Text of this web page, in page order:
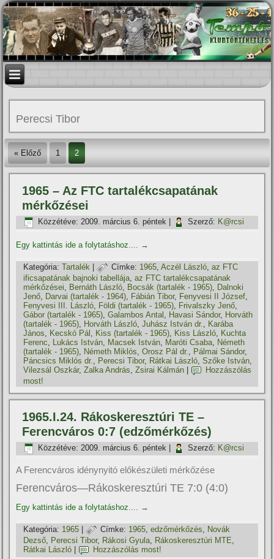
Perecsi Tibor
« Előző 1 2
1965 – Az FTC tartalékcsapatának
mérkőzései
Közzétéve: 2009. március 6. péntek Szerző: K@rcsi
Egy kattintás ide a folytatáshoz.... →
Kategória: Tartalék | Címke: 1965,Aczél László,az FTC
ificsapatának bajnoki tabellája,az FTC tartalékcsapatának
mérkőzései, Bernáth László, Bocsák (tartalék - 1965), Dalnoki
Jenő, Darvai (tartalék - 1964), Fábián Tibor, Fenyvesi II József,
Fenyvesi III. László, Földi (tartalék - 1965), Frivalszky Jenő,
Gábor (tartalék - 1965),Galambos Antal , Havasi Sándor, Horváth
(tartalék - 1965), Horváth László,Juhász István dr., Karába
János, Kecskó Pál , Kiss (tartalék - 1965), Kiss László, Kuchta
Ferenc, Lukács István, Macsek István, Maróti Csaba, Németh
(tartalék - 1965), Németh Miklós,Orosz Pál dr., Pálmai Sándor,
Páncsics Miklós dr., Perecsi Tibor, Rátkai László,Szőke István,
Vilezsál Oszkár,Zalka András,Zsirai Kálmán
Hozzászólás
most!
1965.I.24. Rákoskeresztúri TE –
Ferencváros 0:7 (edzőmérkőzés)
Közzétéve: 2009. március 6. péntek Szerző: K@rcsi
A Ferencváros idénynyitó előkészületi mérkőzése
Ferencváros—Rákoskeresztúri TE 7:0 (4:0)
Egy kattintás ide a folytatáshoz.... →
Kategória: 1965 | Címke: 1965,edzőmérkőzés, Novák
Dezső, Perecsi Tibor, Rákosi Gyula, Rákoskeresztúri MTE,
Rátkai László
Hozzászólás most!